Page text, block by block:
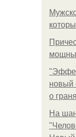
новый
о
На